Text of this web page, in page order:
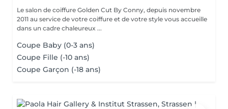
Le salon de coiffure Golden Cut By Conny, depuis novembre
2011 au service de votre coiffure et de votre style vous accueille
dans un cadre chaleureux ...
Coupe Baby (0-3 ans)
Coupe Fille (-10 ans)
Coupe Garçon (-18 ans)